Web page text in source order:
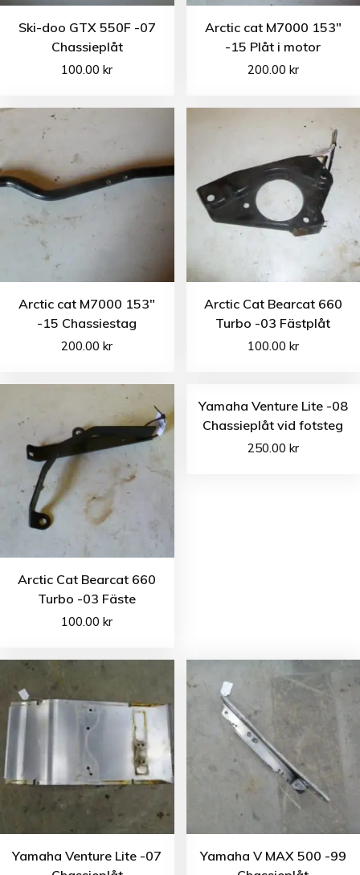
Ski-doo GTX 550F -07
Chassieplåt
100.00kr
Arctic cat M7000 153″
-15 Plåt i motor
200.00 kr
Arctic cat M7000 153″
-15 Chassiestag
200.00kr
Arctic Cat Bearcat 660
Turbo -03 Fästplåt
100.00 kr
Arctic Cat Bearcat 660
Turbo -03 Fäste
100.00kr
Yamaha Venture Lite -08
Chassieplåt vid fotsteg
250.00 kr
Yamaha Venture Lite -07
Yamaha V MAX 500 -99